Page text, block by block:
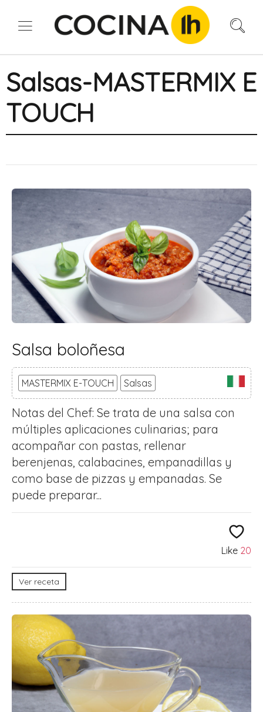
Salsas-MASTERMIX E
TOUCH
Salsa boloñesa
MASTERMIX E-TOUCH Salsas
Notas del Chef: Se trata de una salsa con
múltiples aplicaciones culinarias; para
acompañar con pastas, rellenar
berenjenas, calabacines, empanadillas y
como base de pizzas y empanadas. Se
puede preparar...
Like 20
Ver receta